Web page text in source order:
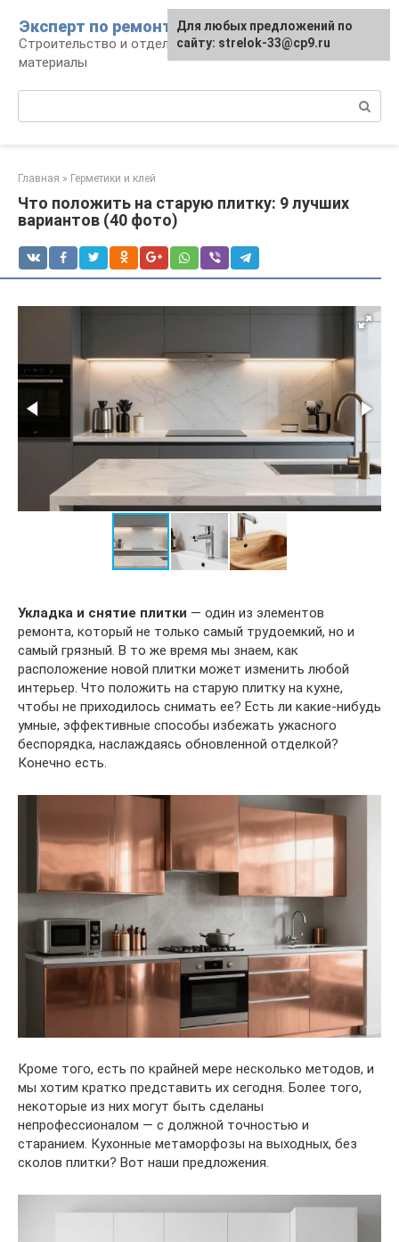
контенту
Эксперт по ремонту
Строительство и отделка: работы и
материалы
Главная » Герметики и клей
Что положить на старую плитку: 9 лучших
вариантов (40 фото)
Укладка и снятие плитки — один из элементов
ремонта, который не только самый трудоемкий, но и
самый грязный. В то же время мы знаем, как
расположение новой плитки может изменить любой
интерьер. Что положить на старую плитку на кухне,
чтобы не приходилось снимать ее? Есть ли какие-нибудь
умные, эффективные способы избежать ужасного
беспорядка, наслаждаясь обновленной отделкой?
Конечно есть.
Кроме того, есть по крайней мере несколько методов, и
мы хотим кратко представить их сегодня. Более того,
некоторые из них могут быть сделаны
непрофессионалом — с должной точностью и
старанием. Кухонные метаморфозы на выходных, без
сколов плитки? Вот наши предложения.
Для любых предложений по
сайту: strelok-33@cp9.ru
Для любых предложений по
сайту: strelok-33@cp9.ru